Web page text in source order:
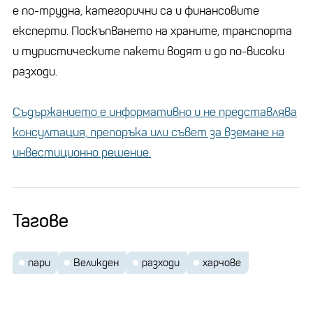
е по-трудна, категорични са и финансовите
експерти. Поскъпването на храните, транспорта
и туристическите пакети водят и до по-високи
разходи.
Съдържанието е информативно и не представлява
консултация, препоръка или съвет за вземане на
инвестиционно решение.
Тагове
пари Великден разходи харчове